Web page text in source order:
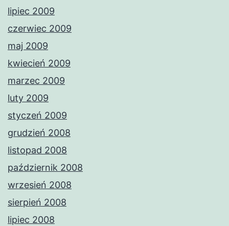
lipiec 2009
czerwiec 2009
maj 2009
kwiecień 2009
marzec 2009
luty 2009
styczeń 2009
grudzień 2008
listopad 2008
październik 2008
wrzesień 2008
sierpień 2008
lipiec 2008